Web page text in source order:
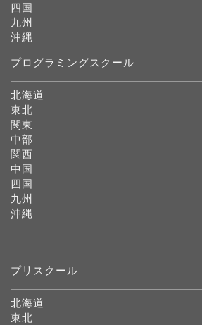
四国
九州
沖縄
プログラミングスクール
北海道
東北
関東
中部
関西
中国
四国
九州
沖縄
プリスクール
北海道
東北